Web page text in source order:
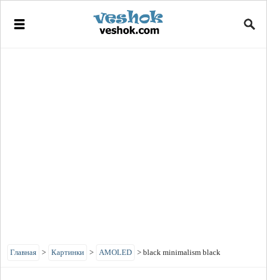
Главная > Картинки > AMOLED > black minimalism black